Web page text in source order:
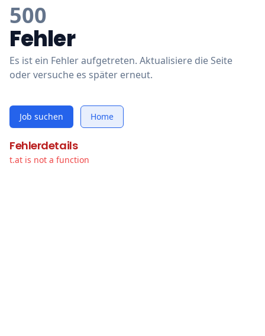
500
Fehler
Es ist ein Fehler aufgetreten. Aktualisiere die Seite
oder versuche es später erneut.
Job suchen Home
Fehlerdetails
t.at is not a function